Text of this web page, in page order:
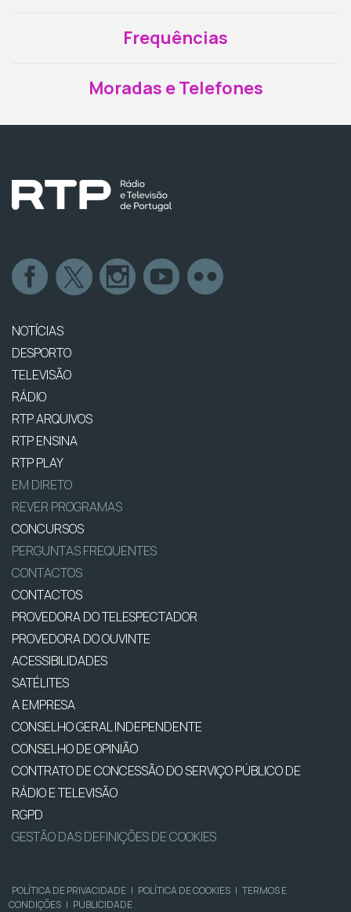
Frequências
Moradas e Telefones
NOTÍCIAS
DESPORTO
TELEVISÃO
RÁDIO
RTP ARQUIVOS
RTP ENSINA
RTP PLAY
EM DIRETO
REVER PROGRAMAS
CONCURSOS
PERGUNTAS FREQUENTES
CONTACTOS
CONTACTOS
PROVEDORA DO TELESPECTADOR
PROVEDORA DO OUVINTE
ACESSIBILIDADES
SATÉLITES
A EMPRESA
CONSELHO GERAL INDEPENDENTE
CONSELHO DE OPINIÃO
CONTRATO DE CONCESSÃO DO SERVIÇO PÚBLICO DE
RÁDIO E TELEVISÃO
RGPD
GESTÃO DAS DEFINIÇÕES DE COOKIES
POLÍTICA DE PRIVACIDADE | POLÍTICA DE COOKIES | TERMOS E
CONDIÇÕES | PUBLICIDADE